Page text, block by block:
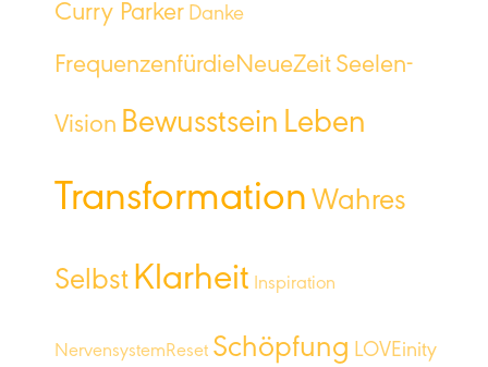
Curry Parker Danke
FrequenzenfürdieNeueZeit Seelen-
Vision Bewusstsein Leben
Transformation Wahres
Selbst Klarheit Inspiration
NervensystemReset Schöpfung LOVEinity